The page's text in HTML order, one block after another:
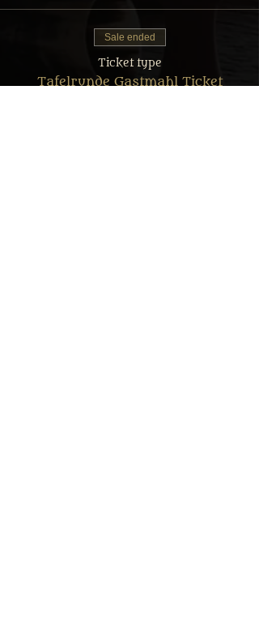
Sale ended
Ticket type
Tafelrunde Gastmahl Ticket